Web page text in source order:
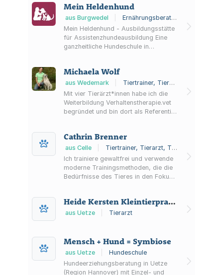
Mein Heldenhund
aus Burgwedel
Ernährungsberater für Tiere, Assistenzhundetrainer, Hundeschule
Mein Heldenhund - Ausbildungsstätte
für Assistenzhundeausbildung Eine
ganzheitliche Hundeschule in
Familienhunde, Verhaltenstherapie mit
Tellington TTouch,
Ernährungsberatung für Hunde sowie
der
Sachkundenachweis/Hundeführerschein.
auf die Ausbildung von A...
Michaela Wolf
aus Wedemark
Tiertrainer, Tierschützer
Mit vier Tierärzt*innen habe ich die
Weiterbildung Verhaltenstherapie.vet
begründet und bin dort als Referentin
Verhaltenstherapie interessierte
Tierärzt*innen, aber auch für
Hundetrainer*innen und
Verhaltensberater*innen. Seit 2016
biete ich eine Ausbildung zur
Mittlerweile zusammen mit Soph...
Cathrin Brenner
aus Celle
Tiertrainer, Tierarzt, Tierverhaltensberatung
Ich trainiere gewaltfrei und verwende
moderne Trainingsmethoden, die die
Bedürfnisse des Tieres in den Fokus
Emotionen beruht. Indem wir diese
Emotionen im Training
wir den Grundstein für eine
vertrauensvolle Zusammenarbeit.
Meine Schwerpunkte liegen im
Dummytrain...
Heide Kersten Kleintierpraxis
aus Uetze Tierarzt
Mensch + Hund = Symbiose
aus Uetze
Hundeschule
Hundeerziehungsberatung in Uetze
(Region Hannover) mit Einzel- und